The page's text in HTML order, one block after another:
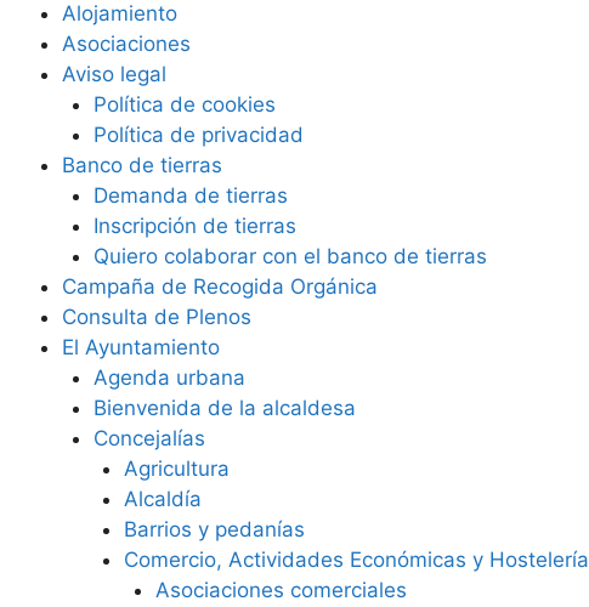
Alojamiento
Asociaciones
Aviso legal
Política de cookies
Política de privacidad
Banco de tierras
Demanda de tierras
Inscripción de tierras
Quiero colaborar con el banco de tierras
Campaña de Recogida Orgánica
Consulta de Plenos
El Ayuntamiento
Agenda urbana
Bienvenida de la alcaldesa
Concejalías
Agricultura
Alcaldía
Barrios y pedanías
Comercio, Actividades Económicas y Hostelería
Asociaciones comerciales